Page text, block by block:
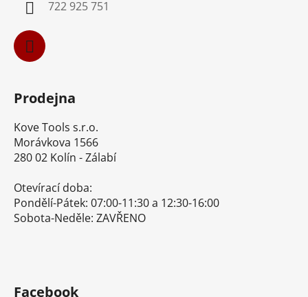
722 925 751
Prodejna
Kove Tools s.r.o.
Morávkova 1566
280 02 Kolín - Zálabí
Otevírací doba:
Pondělí-Pátek: 07:00-11:30 a 12:30-16:00
Sobota-Neděle: ZAVŘENO
Facebook